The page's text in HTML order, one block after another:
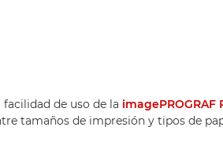
de uso de la imagePROGRAF
tamaños de impresión y tipos de